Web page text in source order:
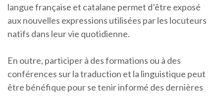
langue française et catalane permet d’être exposé
aux nouvelles expressions utilisées par les locuteurs
natifs dans leur vie quotidienne.
En outre, participer à des formations ou à des
conférences sur la traduction et la linguistique peut
être bénéfique pour se tenir informé des dernières